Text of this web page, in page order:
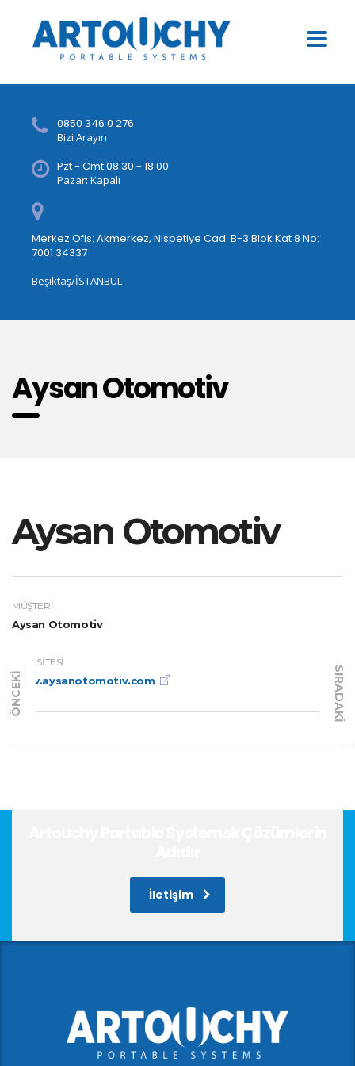
0850 346 0 276
Bizi Arayın
Pzt - Cmt 08:30 - 18:00
Pazar: Kapalı
Merkez Ofis: Akmerkez, Nispetiye Cad. B-3 Blok Kat 8 No:
7001 34337
Beşiktaş/İSTANBUL
Aysan Otomotiv
Aysan Otomotiv
MÜŞTERI
Aysan Otomotiv
WEB SITESI
www.aysanotomotiv.com
ÖNCEKI SIRADAKI
İletişim